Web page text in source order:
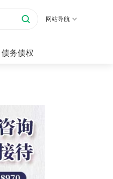
网站导航
债务债权